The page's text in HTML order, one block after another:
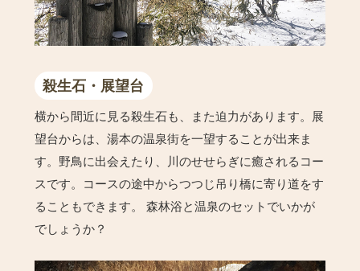
殺生石・展望台
横から間近に見る殺生石も、また迫力があります。展
望台からは、湯本の温泉街を一望することが出来ま
す。野鳥に出会えたり、川のせせらぎに癒されるコー
スです。コースの途中からつつじ吊り橋に寄り道をす
ることもできます。 森林浴と温泉のセットでいかが
でしょうか？